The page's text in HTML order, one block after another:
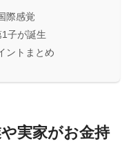
際感覚
子が誕生
ントまとめ
実家がお金持